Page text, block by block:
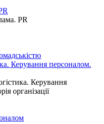
PR
Керування персоналом.
Керування
організації